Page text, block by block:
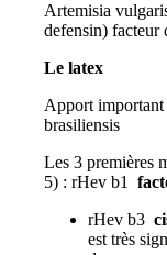
Artemisia
defensin) facteur
Le latex
Apport important
brasiliensis
Les 3 premières
5) : rHev b1
rHev b3
est très